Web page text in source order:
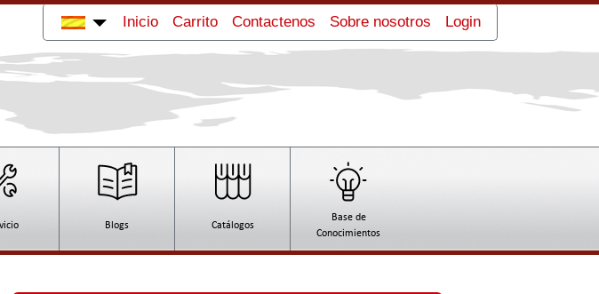
Inicio Carrito Contactenos Sobre nosotros Login
Blogs Catálogos
Base de
Conocimientos